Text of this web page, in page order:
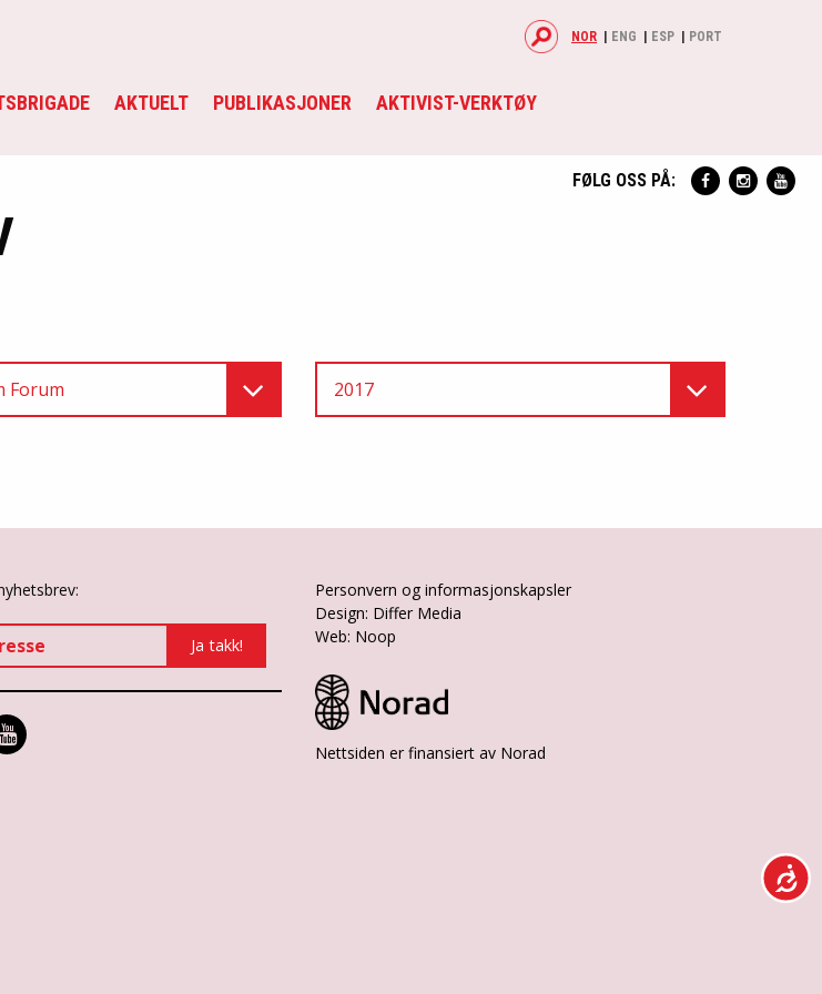
AKTUELT PUBLIKASJONER AKTIVIST-VERKTØY
NOR ENG ESP PORT
FØLG OSS PÅ:
Forum 2017
Personvern og informasjonskapsler
Design: Differ Media
Web: Noop
Nettsiden er finansiert av Norad